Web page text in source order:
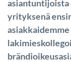
asiantuntijoista
yrityksenä